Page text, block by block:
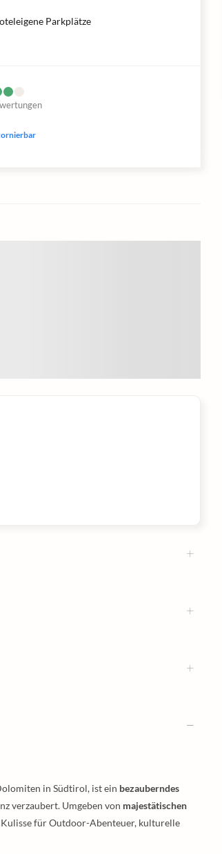
Parkplätze
in Südtirol, ist ein bezauberndes
verzaubert. Umgeben von majestätischen
für Outdoor-Abenteuer, kulturelle